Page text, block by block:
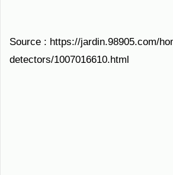
Source : https://jardin.98905.com/
detectors/1007016610.html